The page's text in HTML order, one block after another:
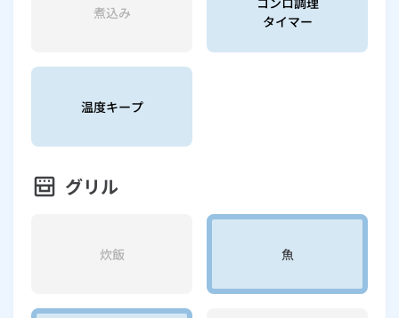
煮込み
タイマー
温度キープ
グリル
炊飯 魚